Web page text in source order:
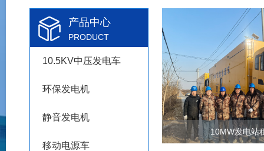
产品中心
PRODUCT
10.5KV中压发电车
环保发电机
静音发电机
移动电源车
10MW发电站